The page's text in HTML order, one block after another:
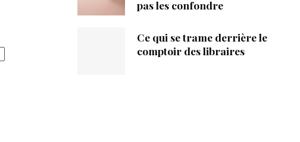
pas les confondre
Ce qui se trame derrière le
comptoir des libraires